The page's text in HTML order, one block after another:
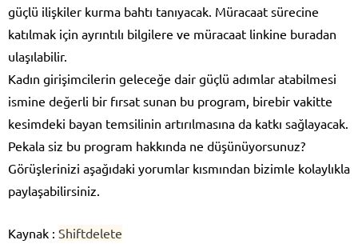
güçlü ilişkiler kurma bahtı tanıyacak. Müracaat sürecine
katılmak için ayrıntılı bilgilere ve müracaat linkine buradan
ulaşılabilir.
Kadın girişimcilerin geleceğe dair güçlü adımlar atabilmesi
ismine değerli bir fırsat sunan bu program, birebir vakitte
kesimdeki bayan temsilinin artırılmasına da katkı sağlayacak.
Pekala siz bu program hakkında ne düşünüyorsunuz?
Görüşlerinizi aşağıdaki yorumlar kısmından bizimle kolaylıkla
paylaşabilirsiniz.
Kaynak : Shiftdelete